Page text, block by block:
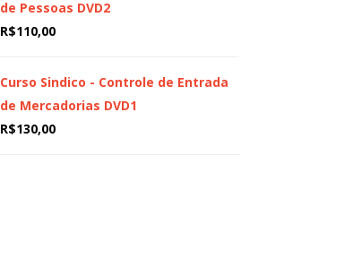
de Pessoas DVD2
R$110,00
Curso Sindico - Controle de Entrada
de Mercadorias DVD1
R$130,00